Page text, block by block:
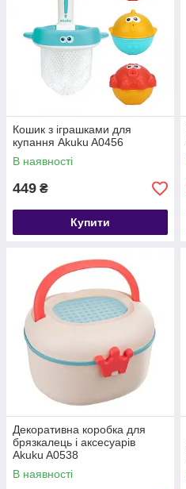
Кошик з іграшками для
купання Akuku A0456
В наявності
449 ₴
Купити
Декоративна коробка для
брязкалець і аксесуарів
Akuku A0538
В наявності